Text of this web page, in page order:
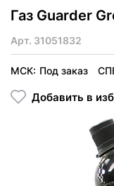
Газ Guarder
Арт. 31051832
МСК: Под заказ
Добавить в